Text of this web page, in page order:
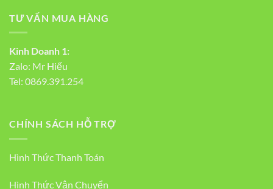
TƯ VẤN MUA HÀNG
Kinh Doanh 1:
Zalo: Mr Hiếu
Tel: 0869.391.254
CHÍNH SÁCH HỖ TRỢ
Hình Thức Thanh Toán
Hình Thức Vận Chuyển